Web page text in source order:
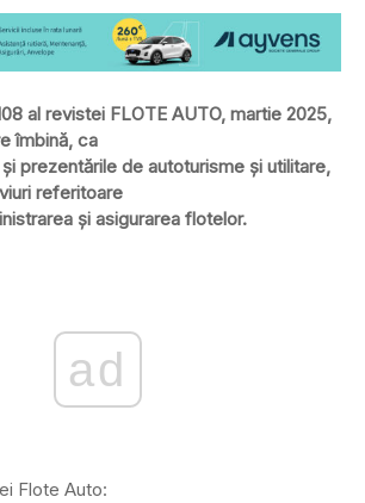
al revistei FLOTE AUTO, martie 2025,
îmbină, ca
prezentările de autoturisme şi utilitare,
referitoare
şi asigurarea flotelor.
ad
Flote Auto: